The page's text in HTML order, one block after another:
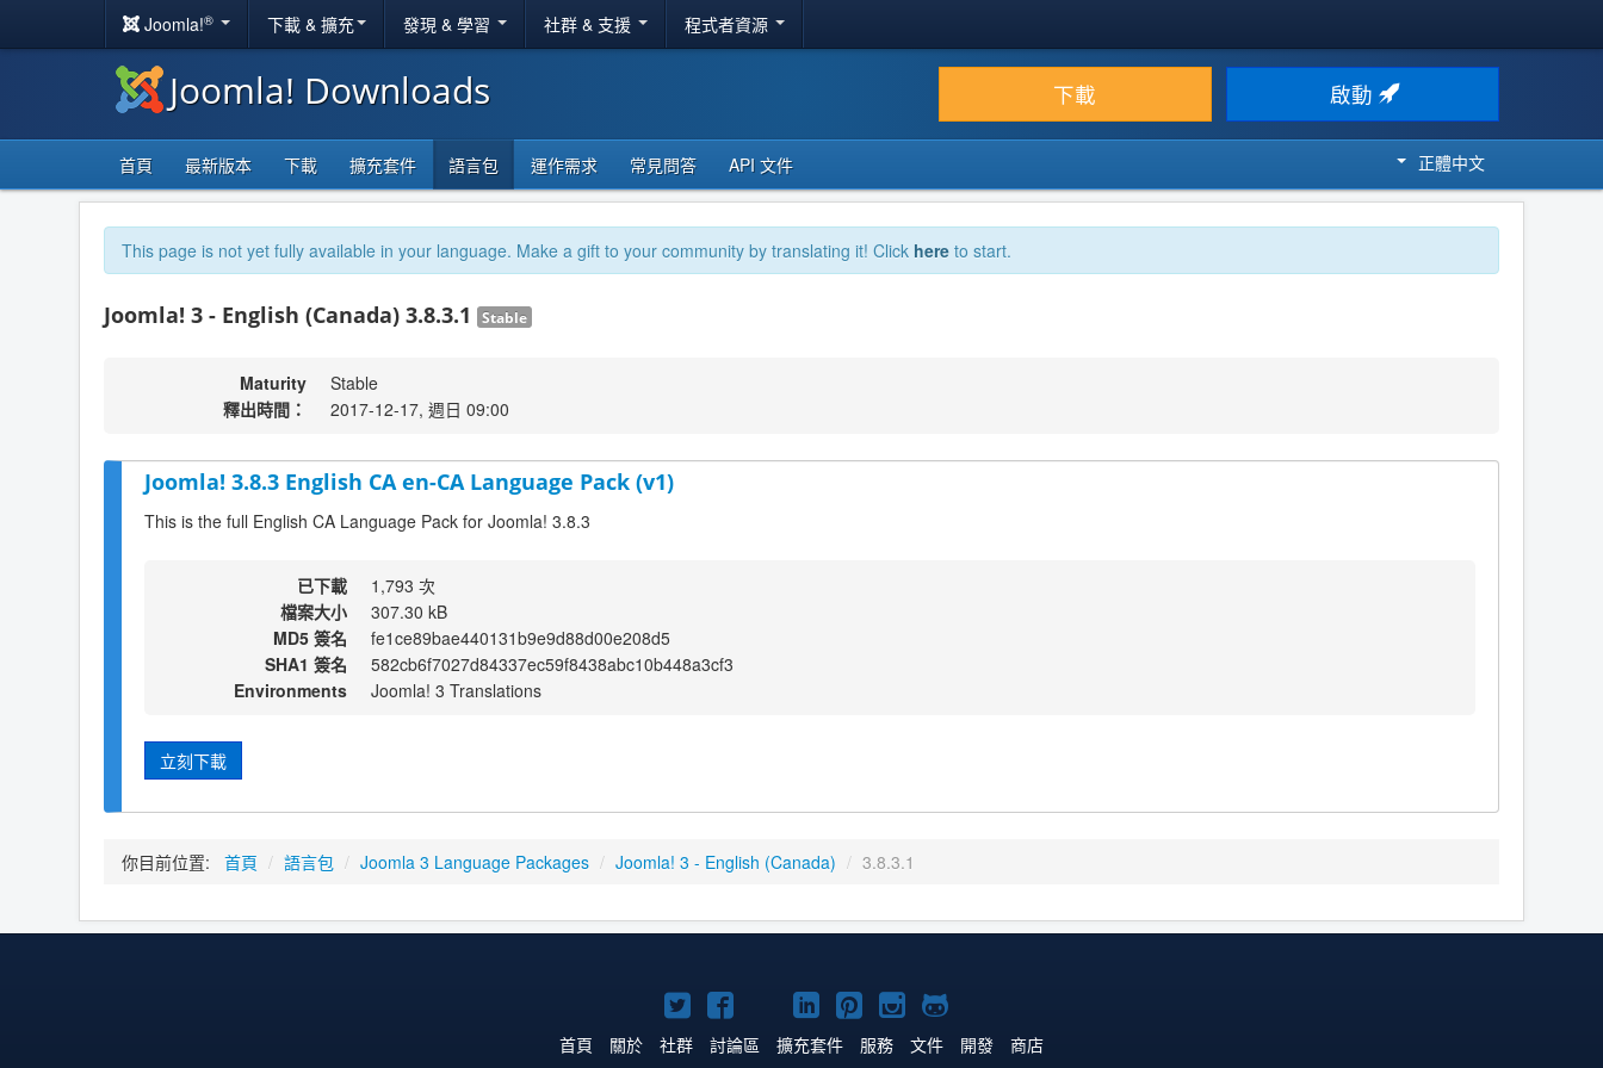
Joomla!® 下載 & 擴充 發現 & 學習 社群 & 支援 程式者資源
Joomla! Downloads 下載 啟動
首頁 最新版本 下載 擴充套件 語言包 運作需求 常見問答 API 文件 正體中文
This page is not yet fully available in your language. Make a gift to your community by translating it! Click here to start.
Joomla! 3 - English (Canada) 3.8.3.1 Stable
Maturity
Stable
釋出時間：
2017-12-17, 週日 09:00
Joomla! 3.8.3 English CA en-CA Language Pack (v1)
This is the full English CA Language Pack for Joomla! 3.8.3
已下載
1,793 次
檔案大小
307.30 kB
MD5 簽名
fe1ce89bae440131b9e9d88d00e208d5
SHA1 簽名
582cb6f7027d84337ec59f8438abc10b448a3cf3
Environments
Joomla! 3 Translations
立刻下載
你目前位置: 首頁 / 語言包 / Joomla 3 Language Packages / Joomla! 3 - English (Canada) / 3.8.3.1
Twitter
上
Facebook
上
YouTube
上
Linkedln
上
Pinterest
上
Instagram
上
GitHub
上
首頁 關於 社群 討論區 擴充套件 服務 文件 開發 商店